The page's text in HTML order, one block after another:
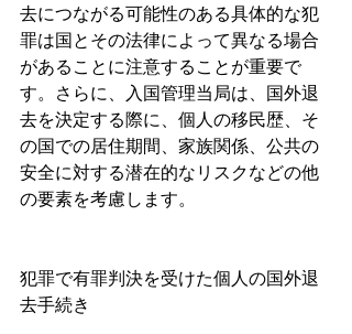
去につながる可能性のある具体的な犯
罪は国とその法律によって異なる場合
があることに注意することが重要で
す。さらに、入国管理当局は、国外退
去を決定する際に、個人の移民歴、そ
の国での居住期間、家族関係、公共の
安全に対する潜在的なリスクなどの他
の要素を考慮します。
犯罪で有罪判決を受けた個人の国外退
去手続き